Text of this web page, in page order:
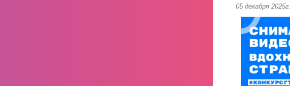
05 декабря 2025г.